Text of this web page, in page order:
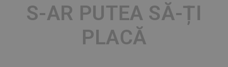
S-AR PUTEA SĂ-ȚI
PLACĂ